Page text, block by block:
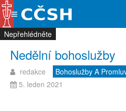
Nedělní bohoslužby
redakce
Bohoslužby A
5. leden 2021
Nepřehlédněte
Nepřehlédněte
Nepřehlédněte
Nepřehlédněte